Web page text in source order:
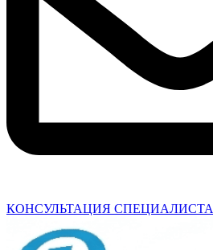
КОНСУЛЬТАЦИЯ СПЕЦИАЛИСТА